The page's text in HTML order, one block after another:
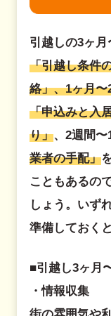
引越しの3ヶ
「引越し条件
絡」、1ヶ月
「申込みと入
り」、2週間〜
業者の手配」
こともあるの
しょう。いず
準備しておく
■引越し3ヶ月
・情報収集